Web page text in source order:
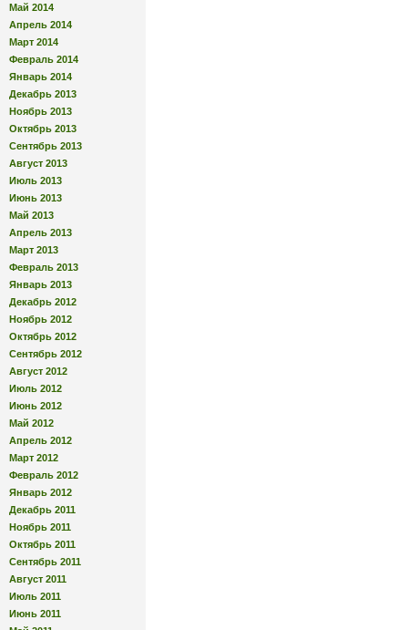
Май 2014
Апрель 2014
Март 2014
Февраль 2014
Январь 2014
Декабрь 2013
Ноябрь 2013
Октябрь 2013
Сентябрь 2013
Август 2013
Июль 2013
Июнь 2013
Май 2013
Апрель 2013
Март 2013
Февраль 2013
Январь 2013
Декабрь 2012
Ноябрь 2012
Октябрь 2012
Сентябрь 2012
Август 2012
Июль 2012
Июнь 2012
Май 2012
Апрель 2012
Март 2012
Февраль 2012
Январь 2012
Декабрь 2011
Ноябрь 2011
Октябрь 2011
Сентябрь 2011
Август 2011
Июль 2011
Июнь 2011